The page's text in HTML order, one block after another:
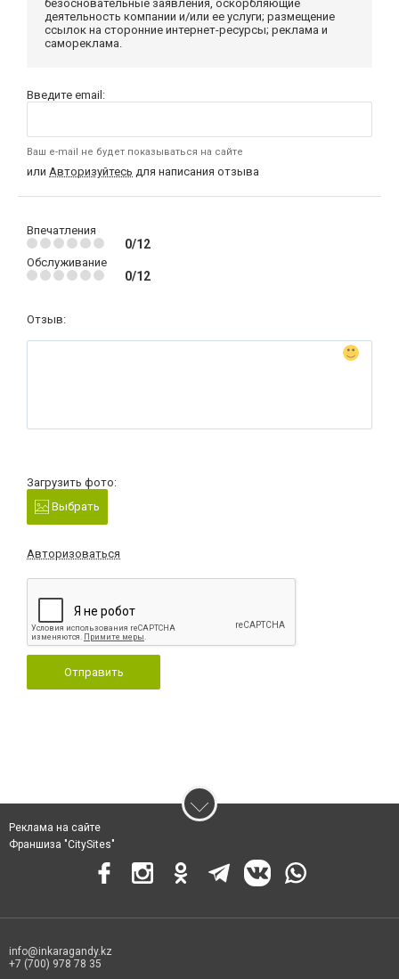
безосновательные заявления, оскорбляющие
деятельность компании и/или ее услуги; размещение
ссылок на сторонние интернет-ресурсы; реклама и
самореклама.
Введите email:
Ваш e-mail не будет показываться на сайте
или Авторизуйтесь для написания отзыва
Впечатления
0/12
Обслуживание
0/12
Отзыв:
Загрузить фото:
Выбрать
Авторизоваться
Отправить
Реклама на сайте
Франшиза "CitySites"
info@inkaragandy.kz
+7 (700) 978 78 35